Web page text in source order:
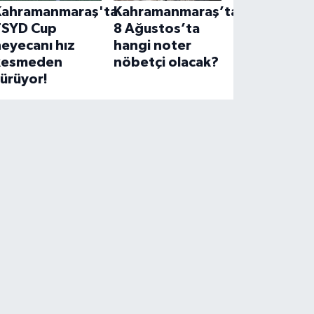
Cup
hız
Kahramanmaraş’ta
8 Ağustos’ta
hangi noter
nöbetçi olacak?